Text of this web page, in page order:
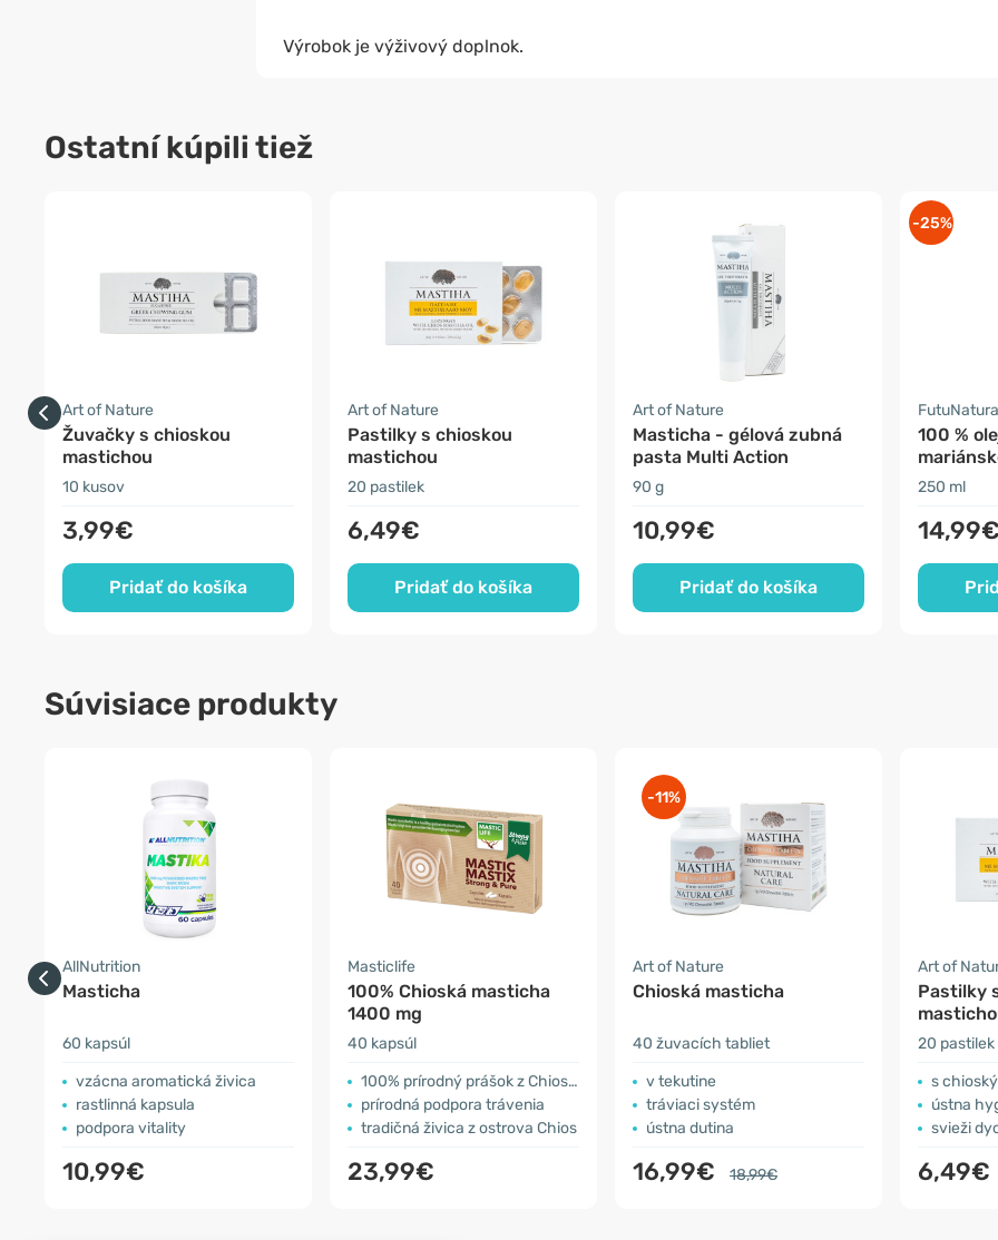
Výrobok je výživový doplnok.
Ostatní kúpili tiež
Art of Nature
Žuvačky s chioskou
mastichou
10 kusov
3,99€
Pridať do košíka
Art of Nature
Pastilky s chioskou
mastichou
20 pastilek
6,49€
Pridať do košíka
Art of Nature
Masticha - gélová zubná
pasta Multi Action
90 g
10,99€
Pridať do košíka
-25%
FutuNatura
100 %
250 ml
14,99€
Súvisiace produkty
AllNutrition
Masticha
60 kapsúl
vzácna aromatická živica
rastlinná kapsula
podpora vitality
10,99€
Masticlife
100% Chioská masticha
1400 mg
40 kapsúl
100% prírodný prášok z Chioskej mastichy
prírodná podpora trávenia
tradičná živica z ostrova Chios
23,99€
-11%
Art of Nature
Chioská masticha
40 žuvacích tabliet
v tekutine
tráviaci systém
ústna dutina
16,99€ 18,99€
Art of
Pastilky
20 pastilek
s
ústna
svieži
6,49€